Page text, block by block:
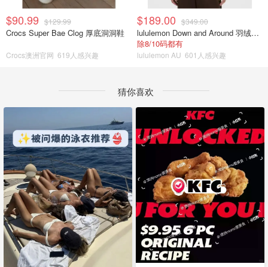
$90.99 $129.99
Crocs Super Bae Clog 厚底洞洞鞋
Crocs澳洲官网 619人感兴趣
$189.00 $349.00
lululemon Down and Around 羽绒夹克
除8/10码都有
lululemon AU 601人感兴趣
猜你喜欢